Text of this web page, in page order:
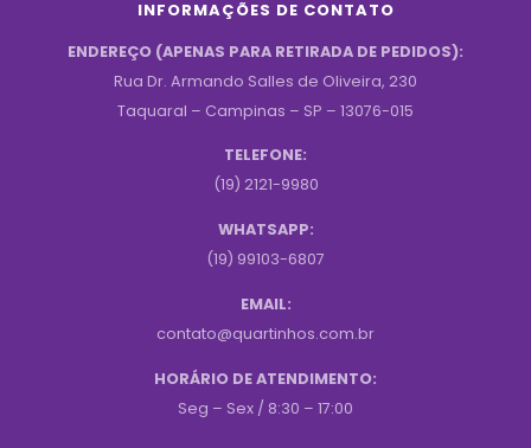
INFORMAÇÕES DE CONTATO
ENDEREÇO (APENAS PARA RETIRADA DE PEDIDOS):
Rua Dr. Armando Salles de Oliveira, 230
Taquaral – Campinas – SP – 13076-015
TELEFONE:
(19) 2121-9980
WHATSAPP:
(19) 99103-6807
EMAIL:
contato@quartinhos.com.br
HORÁRIO DE ATENDIMENTO:
Seg – Sex / 8:30 – 17:00